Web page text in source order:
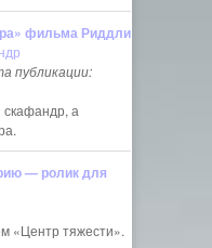
фильма Риддли
публикации:
а
— ролик для
«Центр тяжести».